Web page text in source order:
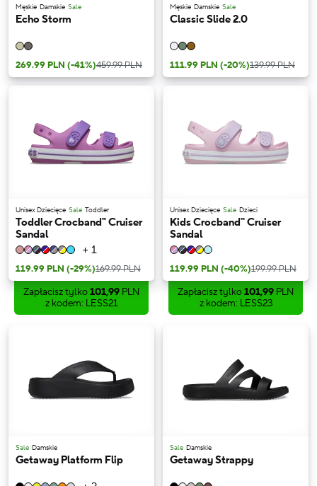
Męskie Damskie Sale
Echo Storm
269.99 PLN (-41%)459.99 PLN
Męskie Damskie Sale
Classic Slide 2.0
111.99 PLN (-20%)139.99 PLN
Unisex Dziecięce Sale Toddler
Toddler Crocband™ Cruiser
Sandal
+ 1
119.99 PLN (-29%)169.99 PLN
Zapłacisz tylko101,99 PLN
z kodem: LESS21
Unisex Dziecięce Sale Dzieci
Kids Crocband™ Cruiser
Sandal
119.99 PLN (-40%)199.99 PLN
Zapłacisz tylko101,99 PLN
z kodem: LESS23
Sale Damskie
Getaway Platform Flip
Sale Damskie
Getaway Strappy